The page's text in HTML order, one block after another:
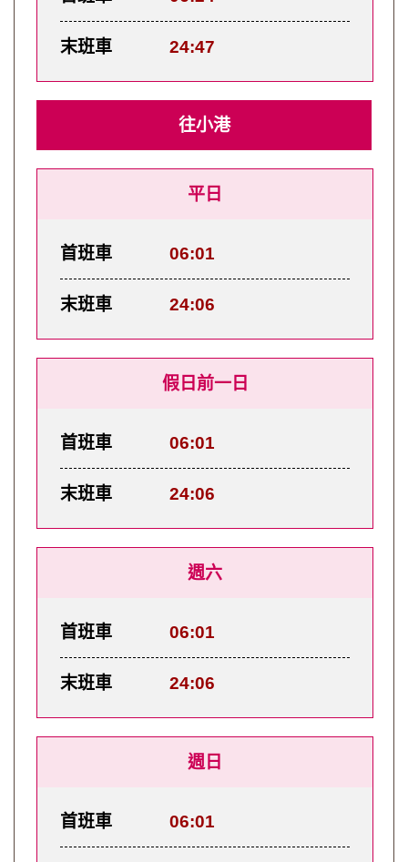
末班車 24:47
往小港
平日
首班車 06:01
末班車 24:06
假日前一日
首班車 06:01
末班車 24:06
週六
首班車 06:01
末班車 24:06
週日
首班車 06:01